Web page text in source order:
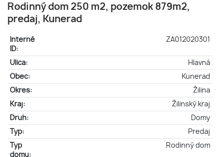
Rodinný dom 250 m2, pozemok 879m2,
predaj, Kunerad
Interné
ID:
ZA012020301
Ulica:
Hlavná
Obec:
Kunerad
Okres:
Žilina
Kraj:
Žilinský kraj
Druh:
Domy
Typ:
Predaj
Typ
domu:
Rodinný dom